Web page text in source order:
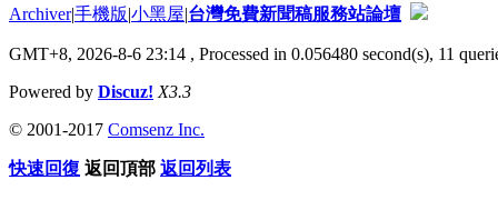
Archiver|手機版|小黑屋|台灣免費新聞稿服務站論壇
GMT+8, 2026-8-6 23:14 , Processed in 0.056480 second(s), 11
Powered by Discuz! X3.3
© 2001-2017 Comsenz Inc.
快速回復 返回頂部 返回列表